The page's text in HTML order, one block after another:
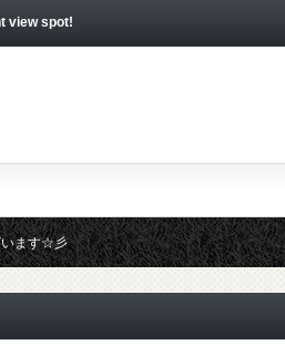
view spot!
います☆彡
ジャンジャン応募くださいませ☆彡